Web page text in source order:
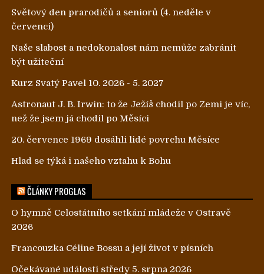
Světový den prarodičů a seniorů (4. neděle v
červenci)
Naše slabost a nedokonalost nám nemůže zabránit
být užiteční
Kurz Svatý Pavel 10. 2026 - 5. 2027
Astronaut J. B. Irwin: to že Ježíš chodil po Zemi je víc,
než že jsem já chodil po Měsíci
20. července 1969 dosáhli lidé povrchu Měsíce
Hlad se týká i našeho vztahu k Bohu
ČLÁNKY PROGLAS
O hymně Celostátního setkání mládeže v Ostravě
2026
Francouzka Céline Bossu a její život v písních
Očekávané události středy 5. srpna 2026